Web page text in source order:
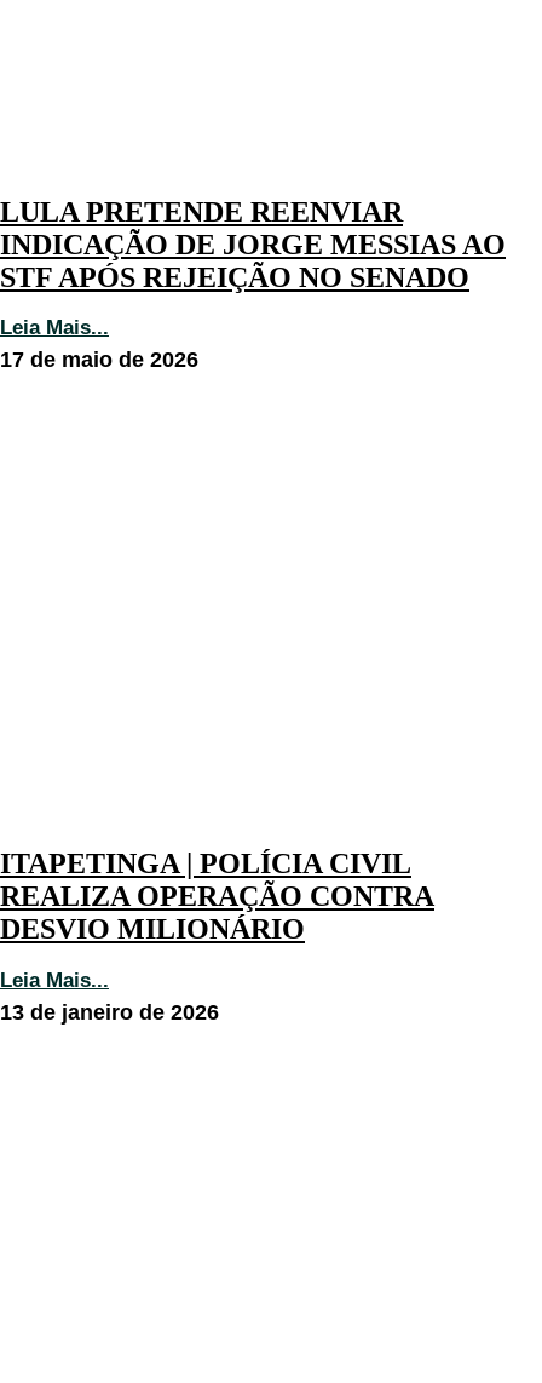
LULA PRETENDE REENVIAR
INDICAÇÃO DE JORGE MESSIAS AO
STF APÓS REJEIÇÃO NO SENADO
Leia Mais...
17 de maio de 2026
ITAPETINGA | POLÍCIA CIVIL
REALIZA OPERAÇÃO CONTRA
DESVIO MILIONÁRIO
Leia Mais...
13 de janeiro de 2026